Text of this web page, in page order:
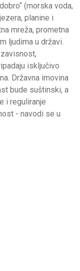
(morska voda,
planine i
mreža, prometna
ljudima u državi.
isključivo
Državna imovina
bude suštinski, a
i reguliranje
- navodi se u